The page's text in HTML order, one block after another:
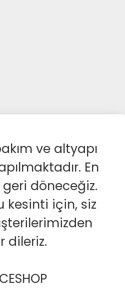
ve altyapı
En
geri döneceğiz.
kesinti için, siz
dileriz.